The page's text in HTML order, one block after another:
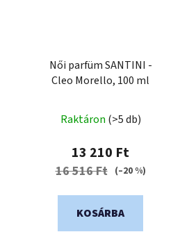
Női parfüm SANTINI -
Cleo Morello, 100 ml
Raktáron (>5 db)
13 210 Ft
16 516 Ft (–20 %)
KOSÁRBA